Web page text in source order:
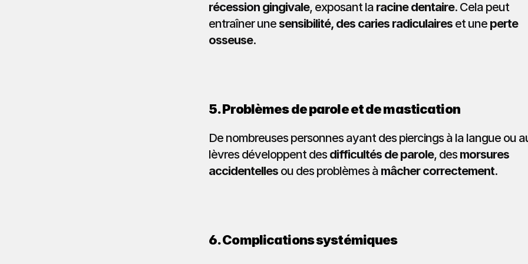
récession gingivale, exposant la racine dentaire. Cela peut
entraîner une sensibilité, des caries radiculaires et une perte
osseuse.
5. Problèmes de parole et de mastication
De nombreuses personnes ayant des piercings à la langue ou
lèvres développent des difficultés de parole, des morsures
accidentelles ou des problèmes à mâcher correctement.
6. Complications systémiques